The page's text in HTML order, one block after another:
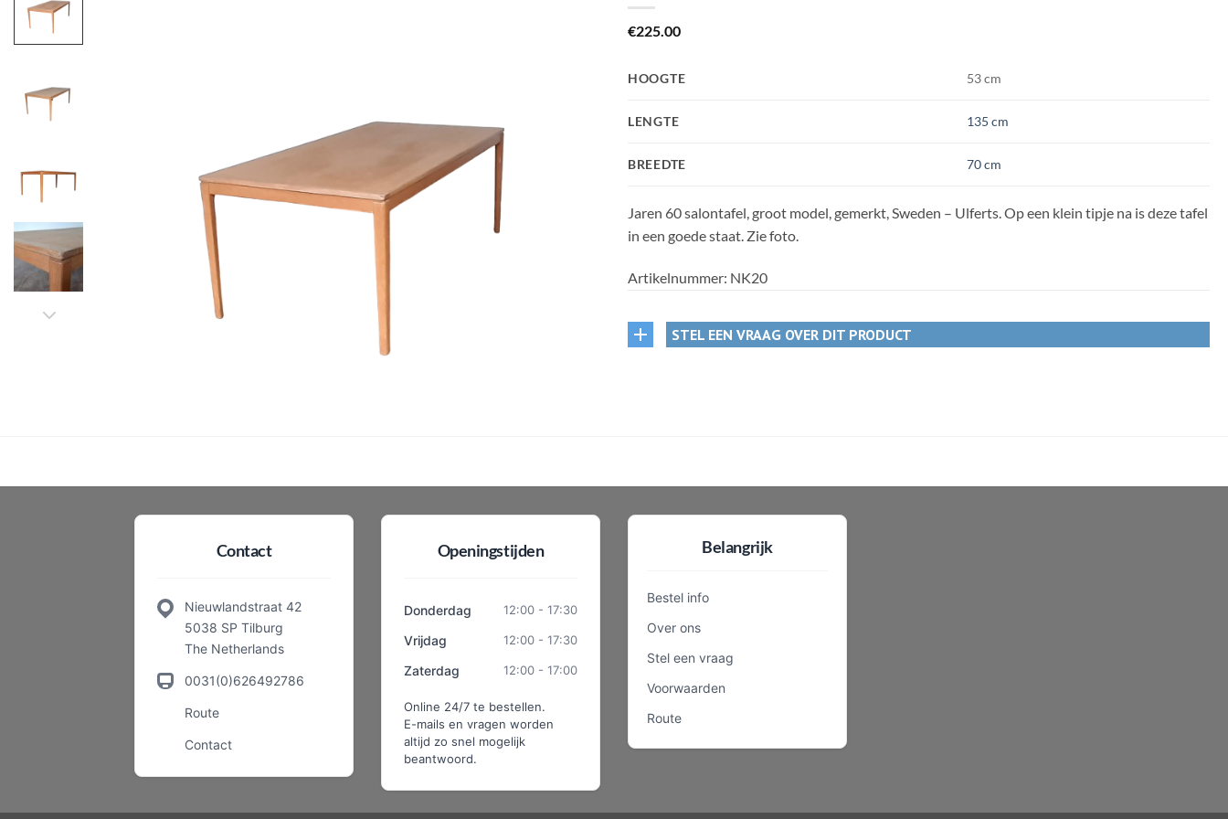
€225.00
HOOGTE 53 cm
LENGTE 135 cm
BREEDTE 70 cm
Jaren 60 salontafel, groot model, gemerkt, Sweden – Ulferts. Op een klein tipje na is deze tafel
in een goede staat. Zie foto.
Artikelnummer: NK20
STEL EEN VRAAG OVER DIT PRODUCT
Contact
Nieuwlandstraat 42
5038 SP Tilburg
The Netherlands
0031(0)626492786
Route
Contact
Openingstijden
Donderdag 12:00 - 17:30
Vrijdag 12:00 - 17:30
Zaterdag 12:00 - 17:00
Online 24/7 te bestellen.
E-mails en vragen worden
altijd zo snel mogelijk
beantwoord.
Belangrijk
Bestel info
Over ons
Stel een vraag
Voorwaarden
Route